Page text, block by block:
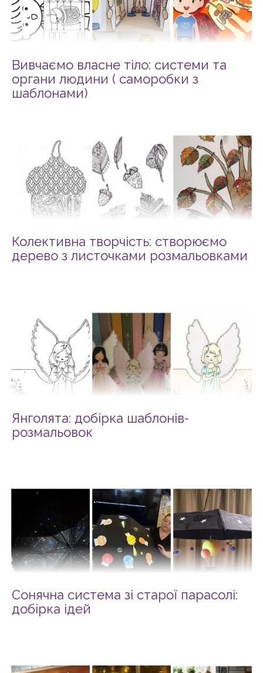
Вивчаємо власне тіло: системи та
органи людини ( саморобки з
шаблонами)
Колективна творчість: створюємо
дерево з листочками розмальовками
Янголята: добірка шаблонів-
розмальовок
Сонячна система зі старої парасолі:
добірка ідей